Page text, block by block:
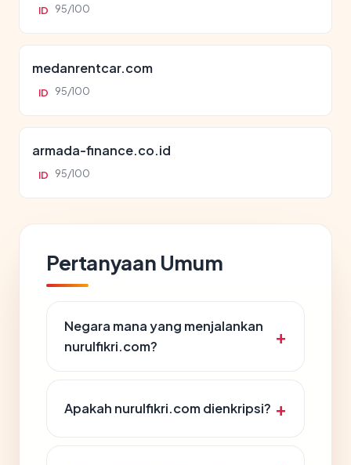
ID 95/100
medanrentcar.com
ID 95/100
armada-finance.co.id
ID 95/100
Pertanyaan Umum
Negara mana yang menjalankan
nurulfikri.com?
Apakah nurulfikri.com dienkripsi?